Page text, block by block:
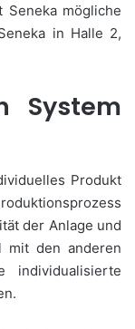
Seneka mögliche
in Halle 2,
System
Produkt
der Anlage und
mit den anderen
individualisierte